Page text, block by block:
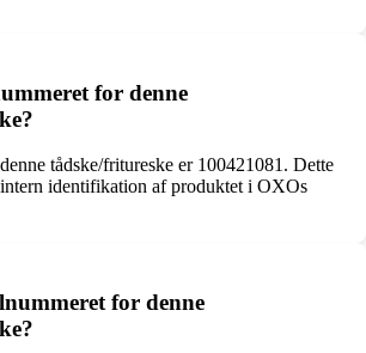
for denne
tådske/fritureske er 100421081. Dette
identifikation af produktet i OXOs
for denne